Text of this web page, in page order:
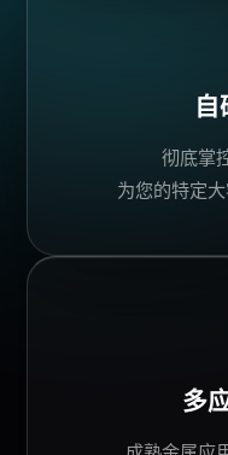
自
彻底掌
为您的特定
多